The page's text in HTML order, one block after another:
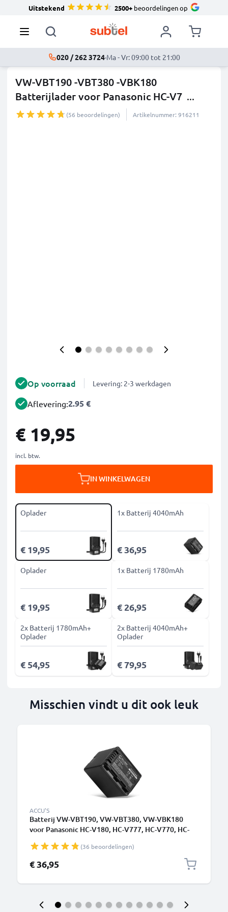
Uitstekend 2500+beoordelingen op
020 / 262 3724·Ma - Vr: 09:00 tot 21:00
VW-VBT190 -VBT380 -VBK180
Batterijlader voor Panasonic HC-V7 ...
meer
(56 beoordelingen) Artikelnummer: 916211
Op voorraad Levering: 2-3 werkdagen
Aflevering:2.95 €
€ 19,95
incl. btw.
IN WINKELWAGEN
Oplader
€ 19,95
1x Batterij 4040mAh
€ 36,95
Oplader
€ 19,95
1x Batterij 1780mAh
€ 26,95
2x Batterij 1780mAh+
Oplader
€ 54,95
2x Batterij 4040mAh+
Oplader
€ 79,95
Misschien vindt u dit ook leuk
ACCU'S
Batterij VW-VBT190, VW-VBT380, VW-VBK180
voor Panasonic HC-V180, HC-V777, HC-V770, HC-
accu camcorder (36 beoordelingen)
€ 36,95